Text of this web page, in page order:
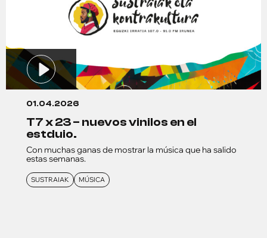
01.04.2026
t7 x 23 – nuevos vinilos en el
estduio.
Con muchas ganas de mostrar la música que ha salido
estas semanas.
SUSTRAIAK MÚSICA